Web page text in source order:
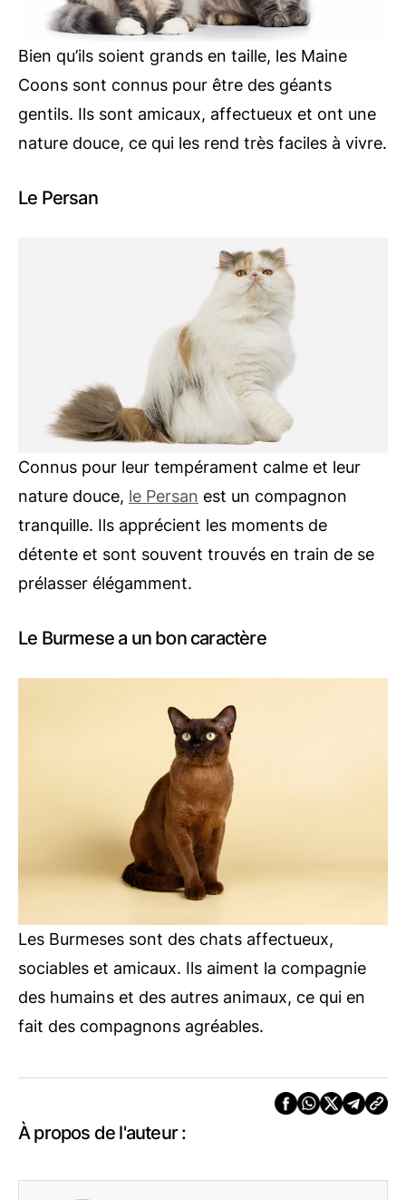
Bien qu’ils soient grands en taille, les Maine
Coons sont connus pour être des géants
gentils. Ils sont amicaux, affectueux et ont une
nature douce, ce qui les rend très faciles à vivre.
Le Persan
Connus pour leur tempérament calme et leur
nature douce, le Persan est un compagnon
tranquille. Ils apprécient les moments de
détente et sont souvent trouvés en train de se
prélasser élégamment.
Le Burmese a un bon caractère
Les Burmeses sont des chats affectueux,
sociables et amicaux. Ils aiment la compagnie
des humains et des autres animaux, ce qui en
fait des compagnons agréables.
À propos de l'auteur :